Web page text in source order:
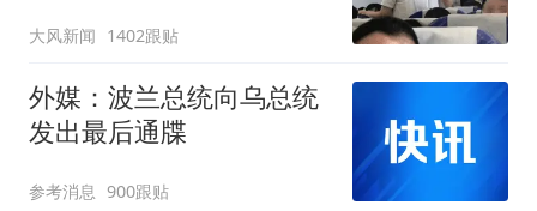
大风新闻 1402跟贴
外媒：波兰总统向乌总统
发出最后通牒
参考消息 900跟贴